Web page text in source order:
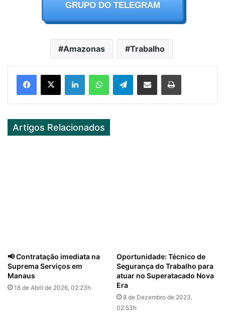
GRUPO DO TELEGRAM
Amazonas Trabalho
Telegram
Artigos Relacionados
📢 Contratação imediata na
Suprema Serviços em
Manaus
18 de Abril de 2026, 02:23h
Oportunidade: Técnico de
Segurança do Trabalho para
atuar no Superatacado Nova
Era
8 de Dezembro de 2023,
02:53h